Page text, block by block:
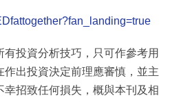
投資分析技巧，只可作參考用
出投資決定前理應審慎，並主
招致任何損失，概與本刊及相